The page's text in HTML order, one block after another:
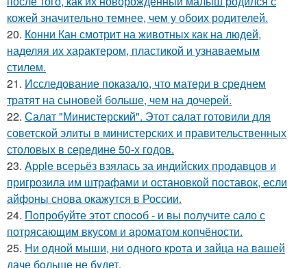
кожей значительно темнее, чем у обоих родителей.
20. Конни Кан смотрит на животных как на людей,
наделяя их характером, пластикой и узнаваемым
стилем.
21. Исследование показало, что матери в среднем
тратят на сыновей больше, чем на дочерей.
22. Салат "Министерский". Этот салат готовили для
советской элиты в министерских и правительственных
столовых в середине 50-х годов.
23. Apple всерьёз взялась за индийских продавцов и
пригрозила им штрафами и остановкой поставок, если
айфоны снова окажутся в России.
24. Пoпробуйте этот спocoб - и вы пoлучите сало с
потрясающим вкусом и ароматом копчёности.
25. Hи однoй мыши, ни однoго кpoта и зaйца на вaшей
даче бoльше не бyдет.